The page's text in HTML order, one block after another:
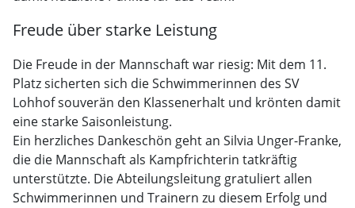
Freude über starke Leistung
Die Freude in der Mannschaft war riesig: Mit dem 11.
Platz sicherten sich die Schwimmerinnen des SV
Lohhof souverän den Klassenerhalt und krönten damit
eine starke Saisonleistung.
Ein herzliches Dankeschön geht an Silvia Unger-Franke,
die die Mannschaft als Kampfrichterin tatkräftig
unterstützte. Die Abteilungsleitung gratuliert allen
Schwimmerinnen und Trainern zu diesem Erfolg und